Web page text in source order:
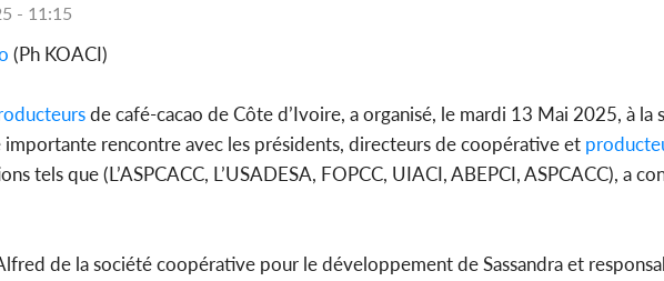
- 11:15
(Ph KOACI)
de café-cacao de Côte d’Ivoire, a organisé, le mardi 13 Mai 2025, à la
importante rencontre avec les présidents, directeurs de coopérative et
tels que (L’ASPCACC, L’USADESA, FOPCC, UIACI, ABEPCI, ASPCACC), a
de la société coopérative pour le développement de Sassandra et